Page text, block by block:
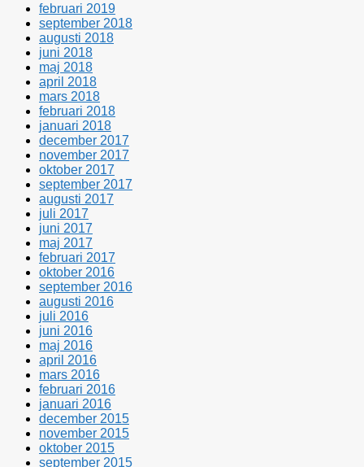
februari 2019
september 2018
augusti 2018
juni 2018
maj 2018
april 2018
mars 2018
februari 2018
januari 2018
december 2017
november 2017
oktober 2017
september 2017
augusti 2017
juli 2017
juni 2017
maj 2017
februari 2017
oktober 2016
september 2016
augusti 2016
juli 2016
juni 2016
maj 2016
april 2016
mars 2016
februari 2016
januari 2016
december 2015
november 2015
oktober 2015
september 2015